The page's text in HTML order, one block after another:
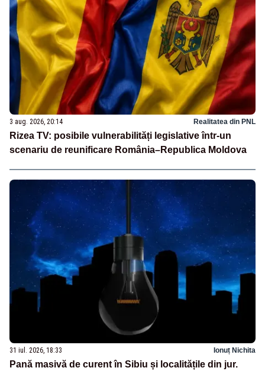
3 aug. 2026, 20:14 Realitatea din PNL
Rizea TV: posibile vulnerabilități legislative într-un
scenariu de reunificare România–Republica Moldova
31 iul. 2026, 18:33 Ionuț Nichita
Pană masivă de curent în Sibiu și localitățile din jur.